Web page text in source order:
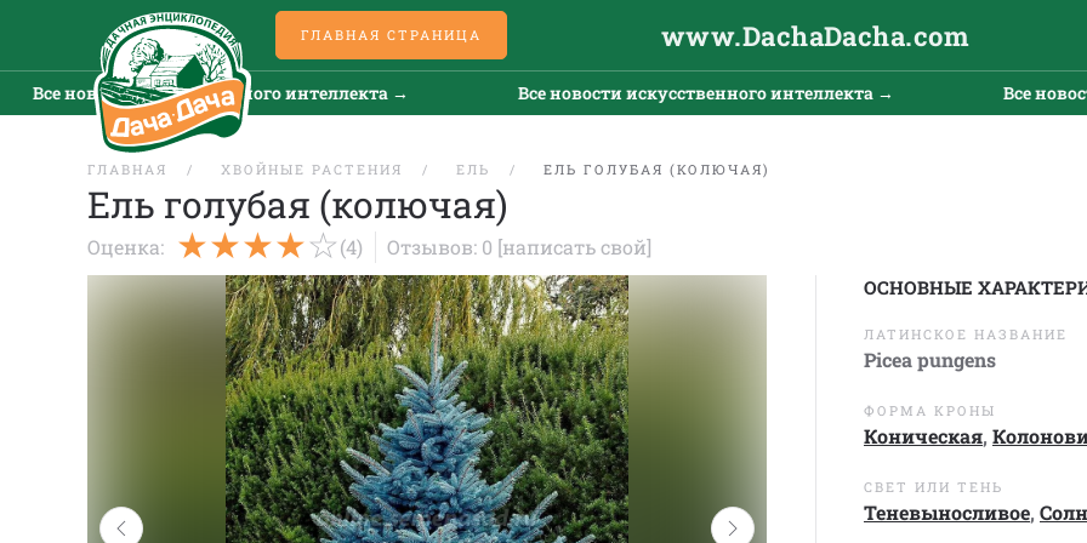
ГЛАВНАЯ СТРАНИЦА www.DachaDacha.com
новости искусственного интеллекта → Все новости искусственного интеллекта → Все новости
ГЛАВНАЯ ХВОЙНЫЕ РАСТЕНИЯ ЕЛЬ ЕЛЬ ГОЛУБАЯ (КОЛЮЧАЯ)
Ель голубая (колючая)
Оценка: (4) Отзывов: 0 [написать свой]
ОСНОВНЫЕ
ЛАТИНСКОЕ НАЗВАНИЕ
Picea pungens
ФОРМА КРОНЫ
Коническая,
СВЕТ ИЛИ ТЕНЬ
Теневыносливое,